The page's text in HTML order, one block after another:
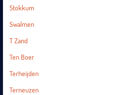
Stokkum
Swalmen
T Zand
Ten Boer
Terheijden
Terneuzen